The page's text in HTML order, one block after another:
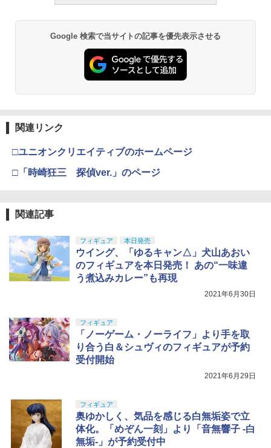
Google 検索で当サイトの記事を優先表示させる
関連リンク
□ユニオンクリエイティブのホームページ
□「時崎狂三 探偵ver.」のページ
関連記事
フィギュア 本日発売
ウイング、「ゆるキャン△」犬山あおい
のフィギュアを本日発売！ あの“一味違
う煮込みカレー”も再現
2021年6月30日
フィギュア
「ノーゲーム・ノーライフ」より手を取
り合う白＆シュヴィのフィギュアが予約
受付開始
2021年6月29日
フィギュア
奥ゆかしく、気品を感じる白無垢姿で立
体化。「めぞん一刻」より「音無響子 -白
無垢-」が予約受付中